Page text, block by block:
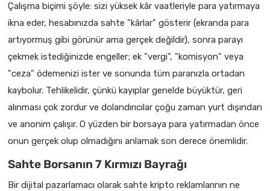
Çalışma biçimi şöyle: sizi yüksek kâr vaatleriyle para yatırmaya
ikna eder, hesabınızda sahte "kârlar" gösterir (ekranda para
artıyormuş gibi görünür ama gerçek değildir), sonra parayı
çekmek istediğinizde engeller; ek "vergi", "komisyon" veya
"ceza" ödemenizi ister ve sonunda tüm paranızla ortadan
kaybolur. Tehlikelidir, çünkü kayıplar genelde büyüktür, geri
alınması çok zordur ve dolandırıcılar çoğu zaman yurt dışından
ve anonim çalışır. O yüzden bir borsaya para yatırmadan önce
onun gerçek olup olmadığını anlamak son derece önemlidir.
Sahte Borsanın 7 Kırmızı Bayrağı
Bir dijital pazarlamacı olarak sahte kripto reklamlarının ne